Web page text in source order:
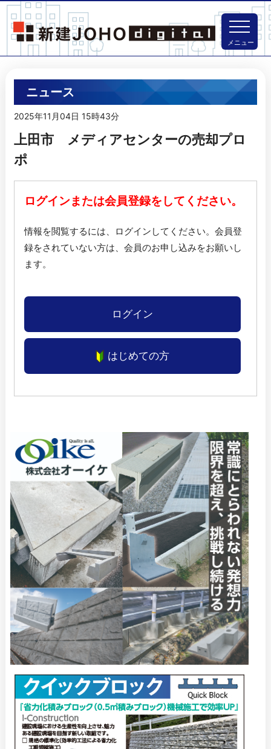
メニュー
ニュース
2025年11月04日 15時43分
上田市 メディアセンターの売却プロ
ポ
ログインまたは会員登録をしてください。
情報を閲覧するには、ログインしてください。 会員登
録をされていない方は、会員のお申し込みをお願いし
ます。
ログイン
はじめての方